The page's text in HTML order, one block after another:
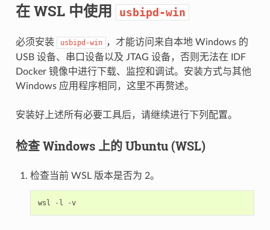
在 WSL 中使用 usbipd-win
必须安装 usbipd-win ，才能访问来自本地 Windows 的
USB 设备、串口设备以及 JTAG 设备，否则无法在 IDF
Docker 镜像中进行下载、监控和调试。安装方式与其他
Windows 应用程序相同，这里不再赘述。
安装好上述所有必要工具后，请继续进行下列配置。
检查 Windows 上的 Ubuntu (WSL)
检查当前 WSL 版本是否为 2。
wsl - l -v